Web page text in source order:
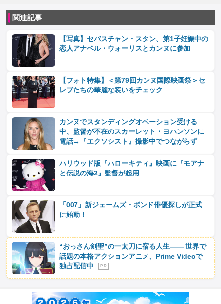
関連記事
【写真】セバスチャン・スタン、第1子妊娠中の
恋人アナベル・ウォーリスとカンヌに参加
【フォト特集】＜第79回カンヌ国際映画祭＞セ
レブたちの華麗な装いをチェック
カンヌでスタンディングオベーション受ける
中、監督が不在のスカーレット・ヨハンソンに
電話→『エクソシスト』撮影中でつながらず
ハリウッド版『ハローキティ』映画に『モアナ
と伝説の海2』監督が起用
「007」新ジェームズ・ボンド俳優探しが正式
に始動！
“おっさん剣聖”の一太刀に宿る人生―― 世界で
話題の本格アクションアニメ、Prime Videoで
独占配信中
P R